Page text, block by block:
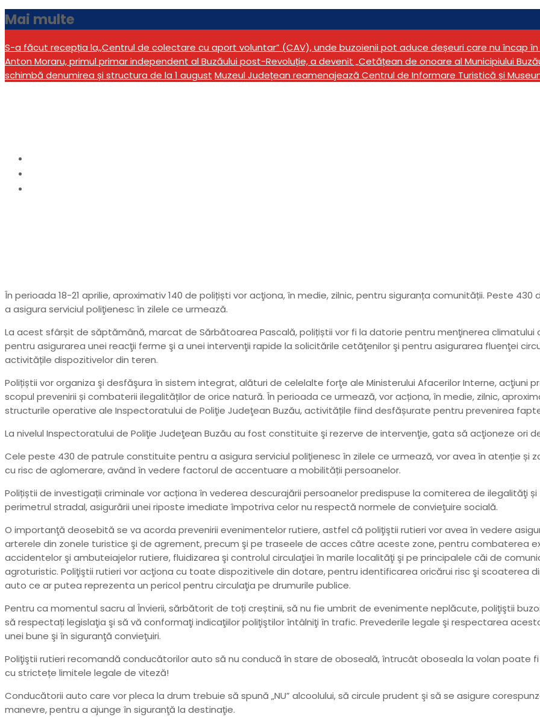
Mai multe
S-a făcut recepția la,,Centrul de colectare cu aport voluntar” (CAV), unde buzoienii pot aduce deșeuri care nu încap
Anton Moraru, primul primar independent al Buzăului post-Revoluție, a devenit „Cetățean de onoare al Municipiului
schimbă denumirea și structura de la 1 august Muzeul Județean reamenajează Centrul de Informare Turistică și
În perioada 18-21 aprilie, aproximativ 140 de polițiști vor acţiona, în medie, zilnic, pentru siguranța comunității. Peste
a asigura serviciul poliţienesc în zilele ce urmează.
La acest sfârșit de săptămână, marcat de Sărbătoarea Pascală, polițiștii vor fi la datorie pentru menţinerea climatului
pentru asigurarea unei reacţii ferme şi a unei intervenţii rapide la solicitările cetăţenilor şi pentru asigurarea fluenţei
activitățile dispozitivelor din teren.
Polițiștii vor organiza şi desfăşura în sistem integrat, alături de celelalte forţe ale Ministerului Afacerilor Interne, acţiuni
scopul prevenirii și combaterii ilegalităților de orice natură. În perioada ce urmează, vor acționa, în medie, zilnic,
structurile operative ale Inspectoratului de Poliţie Judeţean Buzău, activitățile fiind desfășurate pentru prevenirea
La nivelul Inspectoratului de Poliţie Judeţean Buzău au fost constituite şi rezerve de intervenţie, gata să acţioneze ori
Cele peste 430 de patrule constituite pentru a asigura serviciul poliţienesc în zilele ce urmează, vor avea în atenție și
cu risc de aglomerare, având în vedere factorul de accentuare a mobilității persoanelor.
Polițiștii de investigații criminale vor acționa în vederea descurajării persoanelor predispuse la comiterea de ilegalităţi
perimetrul stradal, asigurării unei riposte imediate împotriva celor nu respectă normele de convieţuire socială.
O importanţă deosebită se va acorda prevenirii evenimentelor rutiere, astfel că poliţiştii rutieri vor avea în vedere
arterele din zonele turistice şi de agrement, precum şi pe traseele de acces către aceste zone, pentru combaterea
accidentelor şi ambuteiajelor rutiere, fluidizarea şi controlul circulaţiei în marile localităţi şi pe principalele căi de
agroturistic. Poliţiştii rutieri vor acţiona cu toate dispozitivele din dotare, pentru identificarea oricărui risc şi scoaterea
auto ce ar putea reprezenta un pericol pentru circulaţia pe drumurile publice.
Pentru ca momentul sacru al Învierii, sărbătorit de toți creștinii, să nu fie umbrit de evenimente neplăcute, poliţiştii
să respectați legislaţia şi să vă conformaţi indicaţiilor poliţiştilor întâlniţi în trafic. Prevederile legale şi respectarea
unei bune şi în siguranţă convieţuiri.
Poliţiştii rutieri recomandă conducătorilor auto să nu conducă în stare de oboseală, întrucât oboseala la volan poate
cu strictețe limitele legale de viteză!
Conducătorii auto care vor pleca la drum trebuie să spună „NU” alcoolului, să circule prudent şi să se asigure
manevre, pentru a ajunge în siguranţă la destinaţie.